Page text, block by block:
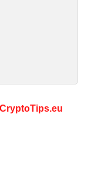
CryptoTips.eu